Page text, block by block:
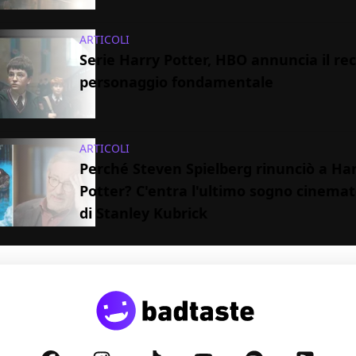
ARTICOLI
Serie Harry Potter, HBO annuncia il
personaggio fondamentale
ARTICOLI
Perché Steven Spielberg rinunciò a
Potter? C'entra l'ultimo sogno
di Stanley Kubrick